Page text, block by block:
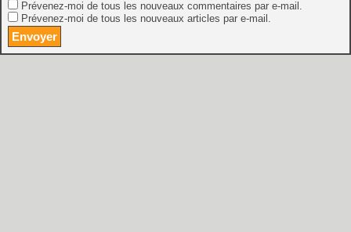
Prévenez-moi de tous les nouveaux commentaires par e-mail.
Prévenez-moi de tous les nouveaux articles par e-mail.